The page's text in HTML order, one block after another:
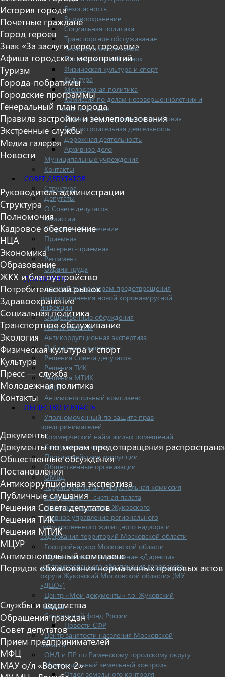
Безопасность
Здравоохранение
Социальная политика
Транспортное обслуживание
Технологические схемы
Потребительский рынок
Физическая культура и спорт
Культура
Молодежная политика
Комиссия по делам несовершеннолетних и
защите их прав
Оценка регулирующего воздействия
Градостроительная деятельность
Дорожная деятельность
Архивное дело
Муниципальные учреждения
Контакты
СОВЕТ ДЕПУТАТОВ
Структура
Депутаты
О Совете депутатов
Комиссии
Кадровое обеспечение
Приемная
Интернет-приемная
Регламент
Охрана труда
ДОКУМЕНТЫ
Документы по мерам предотвращения
распространения новой коронавирусной
инфекции
Общественные обсуждения
Постановления
Антикоррупционная экспертиза
Публичные слушания
Решения Совета депутатов
Решения ТИК
Решения МТИК
МЦУР
Антимонопольный комплаенс
ОБЩЕСТВО И ВЛАСТЬ
Уполномоченный по защите прав
предпринимателей
Коммерческий найм жилых помещений
Конкурентная среда
Противодействие коррупции
Общественные организации
ОМВД
Территориальная избирательная комиссия
Контрольно — счетная палата
Прокуратура города Жуковского
Главное управление регионального
государственного жилищного надзора и
содержания территорий Московской области
Госстройнадзор Московской области
Муниципальное учреждение «Дирекция
централизованного обеспечения городского
округа Жуковский Московской области» (МУ
«ДЦО»)
Центр «Мои документы» г.о. Жуковский
Опека
Социальный фонд России
Новости СФР
Центр занятости населения Московской
области
ОНД и ПР по Раменскому городскому округу
Муниципальный земельный контроль
Отдел земельного контроля
История города
Почетные граждане
Город героев
Знак «За заслуги перед городом»
Афиша городских мероприятий
Туризм
Города-побратимы
Городские программы
Генеральный план города
Правила застройки и землепользования
Экстренные службы
Медиа галерея
Новости
Руководитель администрации
Структура
Полномочия
Кадровое обеспечение
НЦА
Экономика
Образование
ЖКХ и благоустройство
Потребительский рынок
Здравоохранение
Социальная политика
Транспортное обслуживание
Экология
Физическая культура и спорт
Культура
Пресс — служба
Молодежная политика
Контакты
Документы
Документы по мерам предотвращения
Общественные обсуждения
Постановления
Антикоррупционная экспертиза
Публичные слушания
Решения Совета депутатов
Решения ТИК
Решения МТИК
МЦУР
Антимонопольный комплаенс
Порядок обжалования нормативных правовых актов
Службы и ведомства
Обращения граждан
Совет депутатов
Прием предпринимателей
МФЦ
МАУ о/л «Восток-2»